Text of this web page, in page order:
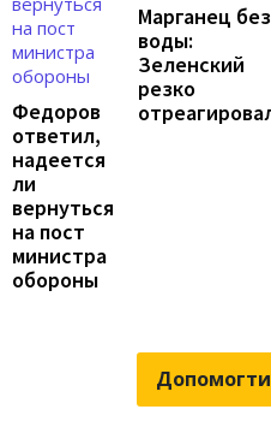
Федоров
ответил,
надеется
ли
вернуться
на пост
министра
обороны
Марганец без
воды:
Зеленский
резко